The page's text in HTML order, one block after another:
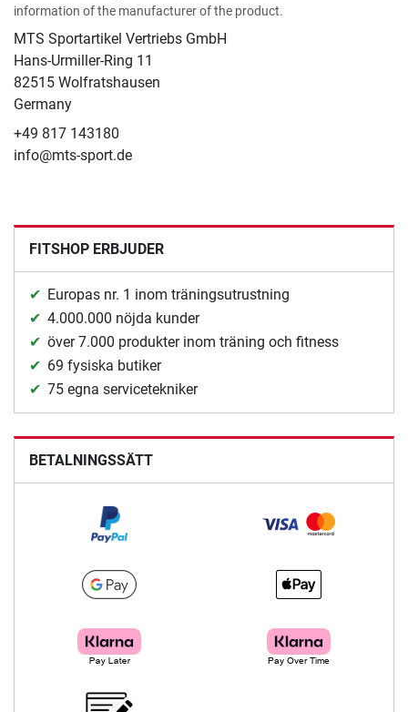
information of the manufacturer of the product.
MTS Sportartikel Vertriebs GmbH
Hans-Urmiller-Ring 11
82515 Wolfratshausen
Germany
+49 817 143180
info@mts-sport.de
FITSHOP ERBJUDER
Europas nr. 1 inom träningsutrustning
4.000.000 nöjda kunder
över 7.000 produkter inom träning och fitness
69 fysiska butiker
75 egna servicetekniker
BETALNINGSSÄTT